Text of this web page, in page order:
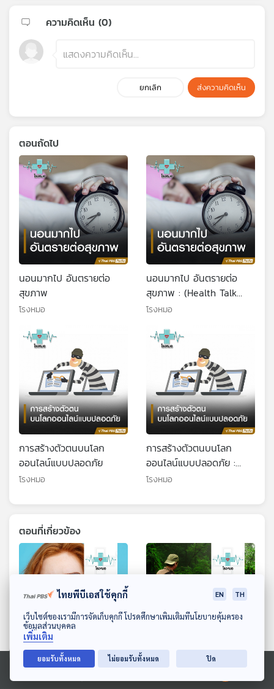
วิทยุ
ข่าย
ดาวน์โหลด Thai PBS Podcast Application
Ⓒ 2020 องค์การกระจายเสียงและแพร่ภาพสาธารณะแห่งประเทศไทย
ความคิดเห็น (0)
ยกเลิก ส่งความคิดเห็น
ตอนถัดไป
นอนมากไป อันตรายต่อ
สุขภาพ
โรงหมอ
นอนมากไป อันตรายต่อ
สุขภาพ : (Health Talk
Health Tips)
โรงหมอ
การสร้างตัวตนบนโลก
ออนไลน์แบบปลอดภัย
โรงหมอ
การสร้างตัวตนบนโลก
ออนไลน์แบบปลอดภัย :
(Health Talk Health
โรงหมอ
ตอนที่เกี่ยวข้อง
EP. 1214: ชีวิตที่เลี่ยง
ความเครียดไม่ได้ จะอยู่
EP. 1163: SFTS เชื้อโรคจาก
เห็บที่ต้องระวัง
ไทยพีบีเอสใช้คุกกี้ EN TH
เว็บไซต์ของเรามีการจัดเก็บคุกกี้ โปรดศึกษาเพิ่มเติมที่นโยบายคุ้มครอง
ข้อมูลส่วนบุคคล
เพิ่มเติม
ยอมรับทั้งหมด ไม่ยอมรับทั้งหมด ปิด